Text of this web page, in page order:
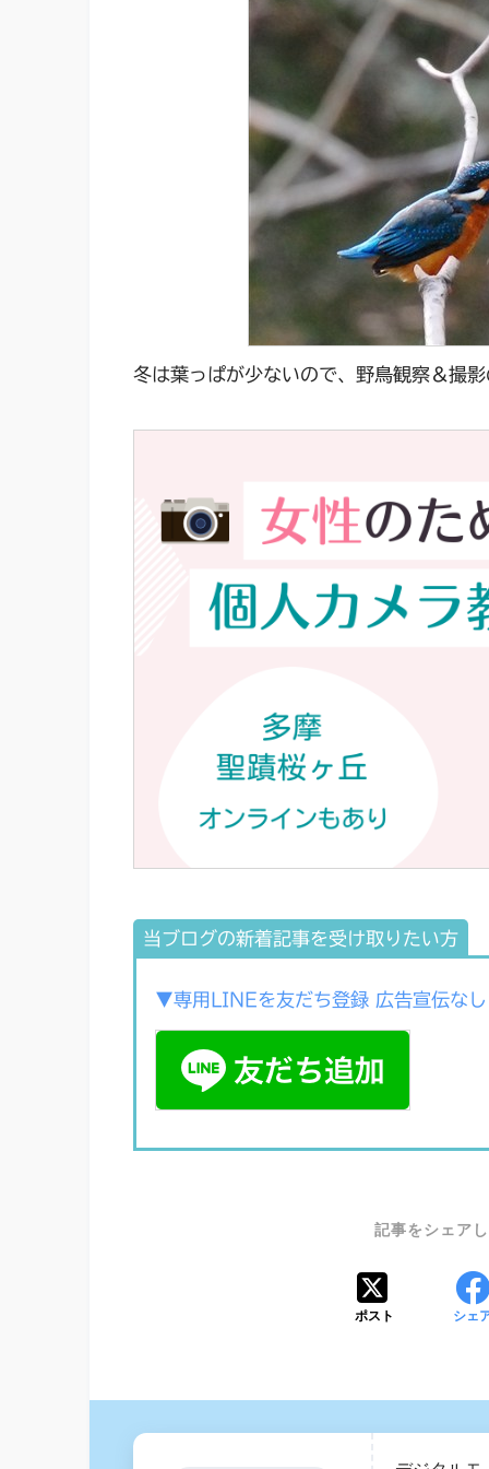
冬は葉っぱが少ないので、野鳥観察＆撮
当ブログの新着記事を受け取りたい方
▼専用LINEを友だち登録 広告宣伝な
ポスト シェ